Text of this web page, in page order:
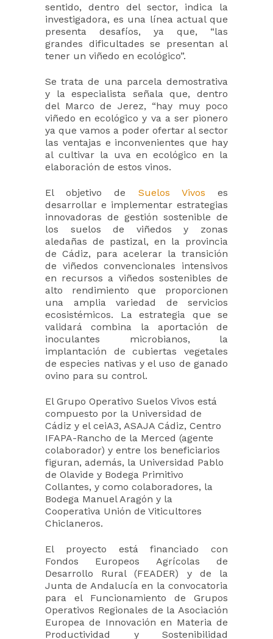
sentido, dentro del sector, indica la
investigadora, es una línea actual que
presenta desafíos, ya que, “las
grandes dificultades se presentan al
tener un viñedo en ecológico”.
Se trata de una parcela demostrativa
y la especialista señala que, dentro
del Marco de Jerez, “hay muy poco
viñedo en ecológico y va a ser pionero
ya que vamos a poder ofertar al sector
las ventajas e inconvenientes que hay
al cultivar la uva en ecológico en la
elaboración de estos vinos.
El objetivo de Suelos Vivos es
desarrollar e implementar estrategias
innovadoras de gestión sostenible de
los suelos de viñedos y zonas
aledañas de pastizal, en la provincia
de Cádiz, para acelerar la transición
de viñedos convencionales intensivos
en recursos a viñedos sostenibles de
alto rendimiento que proporcionen
una amplia variedad de servicios
ecosistémicos. La estrategia que se
validará combina la aportación de
inoculantes microbianos, la
implantación de cubiertas vegetales
de especies nativas y el uso de ganado
ovino para su control.
El Grupo Operativo Suelos Vivos está
compuesto por la Universidad de
Cádiz y el ceiA3, ASAJA Cádiz, Centro
IFAPA-Rancho de la Merced (agente
colaborador) y entre los beneficiarios
figuran, además, la Universidad Pablo
de Olavide y Bodega Primitivo
Collantes, y como colaboradores, la
Bodega Manuel Aragón y la
Cooperativa Unión de Viticultores
Chiclaneros.
El proyecto está financiado con
Fondos Europeos Agrícolas de
Desarrollo Rural (FEADER) y de la
Junta de Andalucía en la convocatoria
para el Funcionamiento de Grupos
Operativos Regionales de la Asociación
Europea de Innovación en Materia de
Productividad y Sostenibilidad